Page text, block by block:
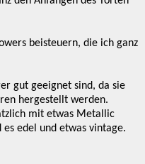
beisteuern, die ich ganz
gut geeignet sind, da sie
hergestellt werden.
mit etwas Metallic
edel und etwas vintage.